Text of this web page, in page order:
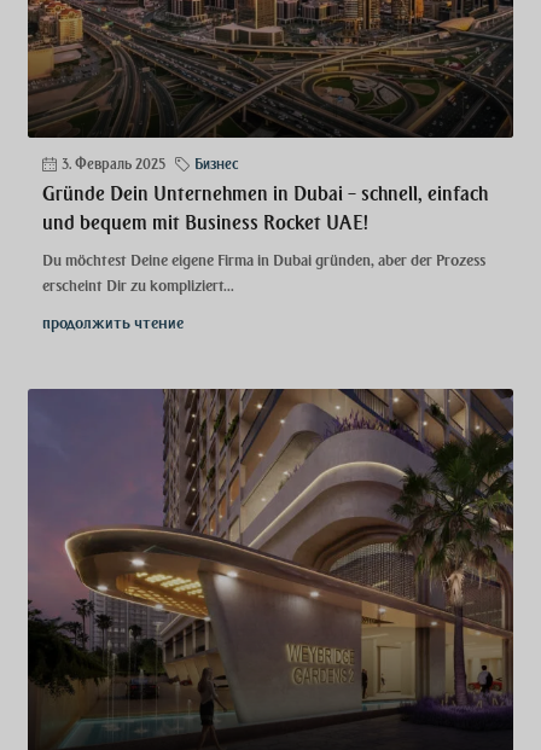
3. Февраль 2025 Бизнес
Gründe Dein Unternehmen in Dubai – schnell, einfach
und bequem mit Business Rocket UAE!
Du möchtest Deine eigene Firma in Dubai gründen, aber der Prozess
erscheint Dir zu kompliziert...
продолжить чтение